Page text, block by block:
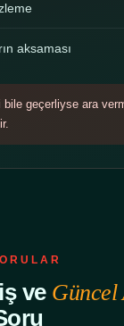
aksaması
bile geçerliyse ara
ve Güncel